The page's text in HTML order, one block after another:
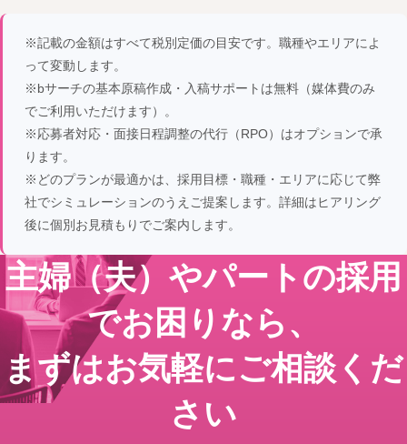
※記載の金額はすべて税別定価の目安です。職種やエリアによ
って変動します。
※bサーチの基本原稿作成・入稿サポートは無料（媒体費のみ
でご利用いただけます）。
※応募者対応・面接日程調整の代行（RPO）はオプションで承
ります。
※どのプランが最適かは、採用目標・職種・エリアに応じて弊
社でシミュレーションのうえご提案します。詳細はヒアリング
後に個別お見積もりでご案内します。
主婦（夫）やパートの採用
でお困りなら、
まずはお気軽にご相談くだ
さい